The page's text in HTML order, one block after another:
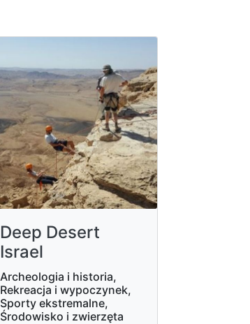
Deep Desert
Israel
Archeologia i historia,
Rekreacja i wypoczynek,
Sporty ekstremalne,
Środowisko i zwierzęta